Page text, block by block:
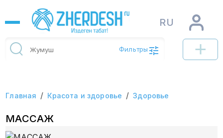
RU
Фильтры
Главная / Красота и здоровье / Здоровье
МАССАЖ